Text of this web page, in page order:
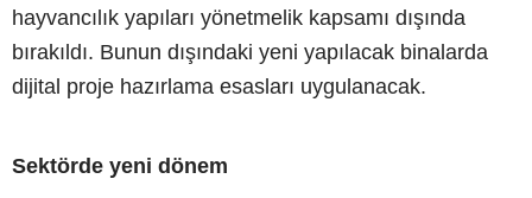
hayvancılık yapıları yönetmelik kapsamı dışında
bırakıldı. Bunun dışındaki yeni yapılacak binalarda
dijital proje hazırlama esasları uygulanacak.
Sektörde yeni dönem